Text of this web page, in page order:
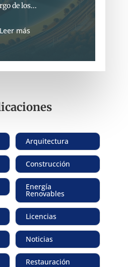
de los...
Leer más
Arquitectura
Construcción
Energía
Renovables
Licencias
Noticias
Restauración